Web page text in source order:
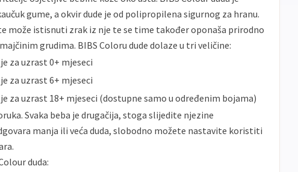
gume, a okvir dude je od polipropilena sigurnog za hranu.
može istisnuti zrak iz nje te se time također oponaša prirodno
grudima. BIBS Coloru dude dolaze u tri veličine:
za uzrast 0+ mjeseci
za uzrast 6+ mjeseci
za uzrast 18+ mjeseci (dostupne samo u određenim bojama)
Svaka beba je drugačija, stoga slijedite njezine
manja ili veća duda, slobodno možete nastavite koristiti
duda: